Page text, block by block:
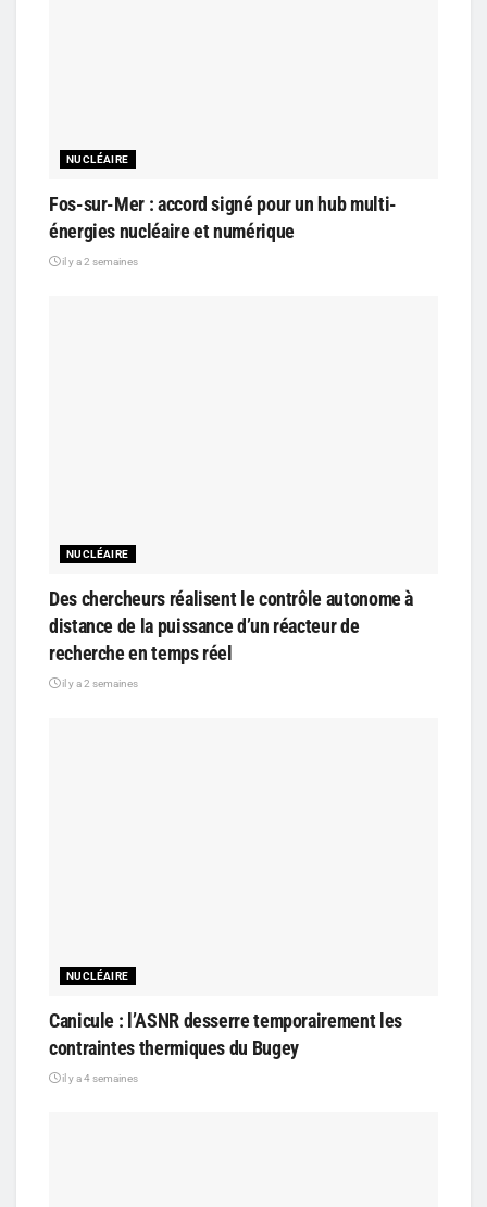
NUCLÉAIRE
Fos-sur-Mer : accord signé pour un hub multi-
énergies nucléaire et numérique
il y a 2 semaines
NUCLÉAIRE
Des chercheurs réalisent le contrôle autonome à
distance de la puissance d’un réacteur de
recherche en temps réel
il y a 2 semaines
NUCLÉAIRE
Canicule : l’ASNR desserre temporairement les
contraintes thermiques du Bugey
il y a 4 semaines